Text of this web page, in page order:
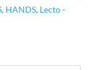
, HANDS, Lecto -